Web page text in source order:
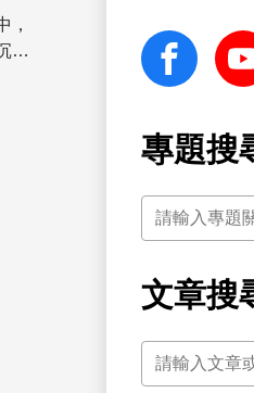
，
facebook
專題搜
關鍵字
文章搜
關鍵字